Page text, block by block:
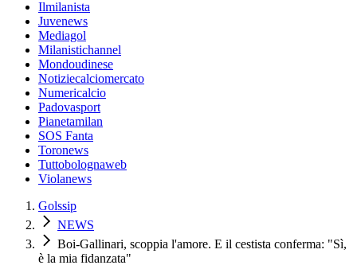
Ilmilanista
Juvenews
Mediagol
Milanistichannel
Mondoudinese
Notiziecalciomercato
Numericalcio
Padovasport
Pianetamilan
SOS Fanta
Toronews
Tuttobolognaweb
Violanews
Golssip
NEWS
Boi-Gallinari, scoppia l'amore. E il cestista conferma: "Sì,
è la mia fidanzata"